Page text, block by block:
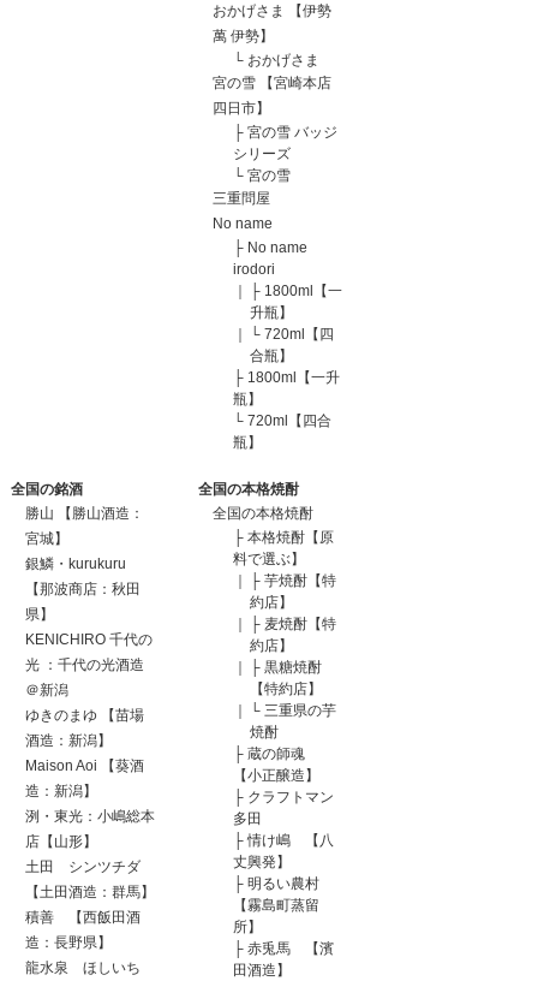
おかげさま 【伊勢
萬 伊勢】
└ おかげさま
宮の雪 【宮崎本店
四日市】
├ 宮の雪 バッジ
シリーズ
└ 宮の雪
三重問屋
No name
├ No name
irodori
｜
├ 1800ml【一
升瓶】
｜
└ 720ml【四
合瓶】
├ 1800ml【一升
瓶】
└ 720ml【四合
瓶】
全国の銘酒
勝山 【勝山酒造：
宮城】
銀鱗・kurukuru
【那波商店：秋田
県】
KENICHIRO 千代の
光 ：千代の光酒造
＠新潟
ゆきのまゆ 【苗場
酒造：新潟】
Maison Aoi 【葵酒
造：新潟】
洌・東光：小嶋総本
店【山形】
土田 シンツチダ
【土田酒造：群馬】
積善 【西飯田酒
造：長野県】
龍水泉 ほしいち
全国の本格焼酎
全国の本格焼酎
├ 本格焼酎【原
料で選ぶ】
｜
├ 芋焼酎【特
約店】
｜
├ 麦焼酎【特
約店】
｜
├ 黒糖焼酎
【特約店】
｜
└ 三重県の芋
焼酎
├ 蔵の師魂
【小正醸造】
├ クラフトマン
多田
├情け嶋 【八
丈興発】
├ 明るい農村
【霧島町蒸留
所】
├ 赤兎馬 【濱
田酒造】